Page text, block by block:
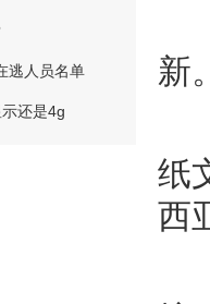
新
纸
西
逃人员名单
还是4g